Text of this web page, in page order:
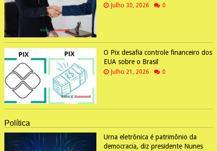
Julho 30, 2026 0
O Pix desafia controle financeiro dos
EUA sobre o Brasil
Julho 21, 2026 0
Política
Urna eletrônica é patrimônio da
democracia, diz presidente Nunes